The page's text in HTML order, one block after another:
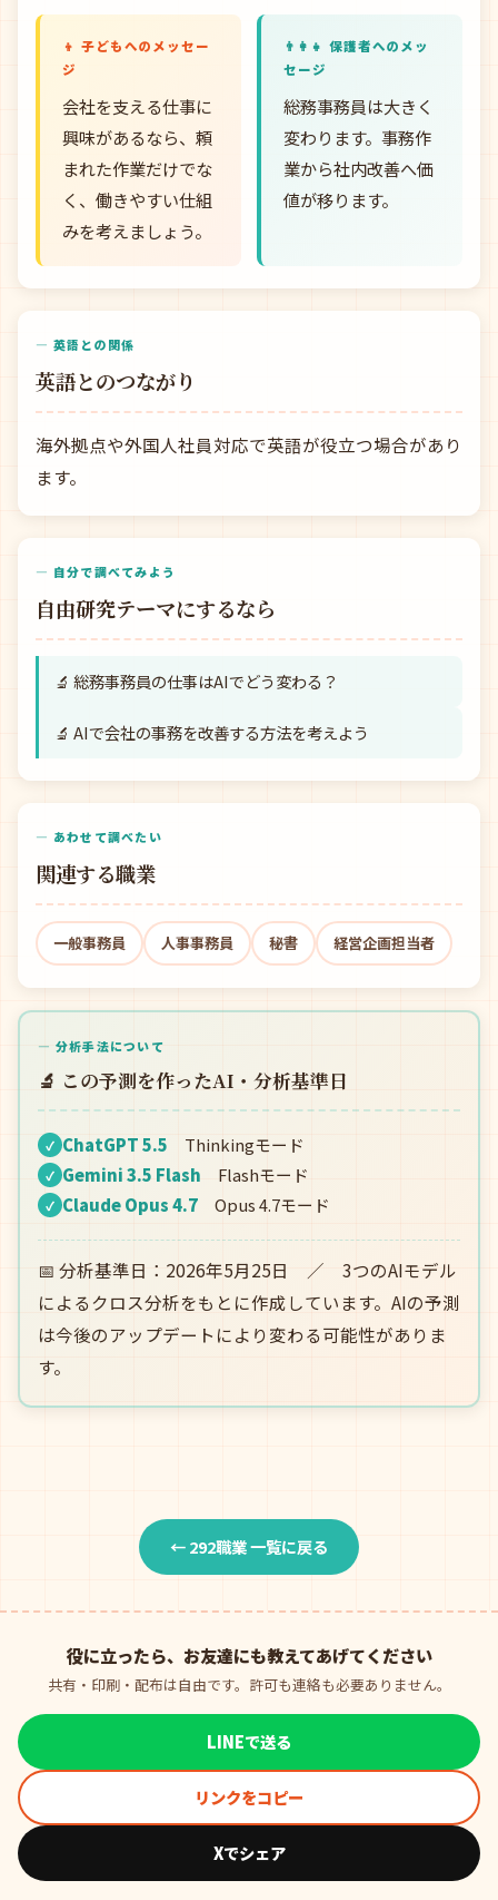
👦 子どもへのメッセー
ジ
会社を支える仕事に
興味があるなら、頼
まれた作業だけでな
く、働きやすい仕組
みを考えましょう。
👨‍👩‍👧 保護者へのメッ
セージ
総務事務員は大きく
変わります。事務作
業から社内改善へ価
値が移ります。
— 英語との関係
英語とのつながり
海外拠点や外国人社員対応で英語が役立つ場合があり
ます。
— 自分で調べてみよう
自由研究テーマにするなら
🔬 総務事務員の仕事はAIでどう変わる？
🔬 AIで会社の事務を改善する方法を考えよう
— あわせて調べたい
関連する職業
一般事務員 人事事務員 秘書 経営企画担当者
— 分析手法について
🔬 この予測を作ったAI・分析基準日
✓ ChatGPT 5.5 Thinkingモード
✓ Gemini 3.5 Flash Flashモード
✓ Claude Opus 4.7 Opus 4.7モード
📅 分析基準日：2026年5月25日 ／ 3つのAIモデル
によるクロス分析をもとに作成しています。AIの予測
は今後のアップデートにより変わる可能性がありま
す。
← 292職業 一覧に戻る
役に立ったら、お友達にも教えてあげてください
共有・印刷・配布は自由です。許可も連絡も必要ありません。
LINEで送る
リンクをコピー
Xでシェア